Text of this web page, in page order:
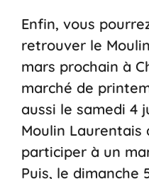
Enfin, vous
retrouver le
mars prochain à
marché de
aussi le samedi 4
Moulin
participer à un
Puis, le dimanche